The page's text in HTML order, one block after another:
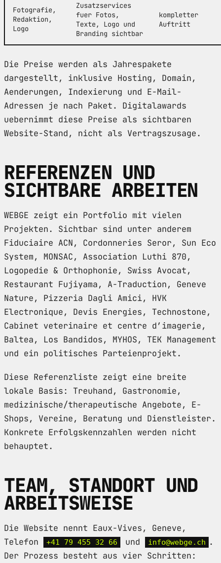
Fotografie,
Redaktion,
Logo
Zusatzservices
fuer Fotos,
Texte, Logo und
Branding sichtbar
kompletter
Auftritt
Die Preise werden als Jahrespakete
dargestellt, inklusive Hosting, Domain,
Aenderungen, Indexierung und E-Mail-
Adressen je nach Paket. Digitalawards
uebernimmt diese Preise als sichtbaren
Website-Stand, nicht als Vertragszusage.
REFERENZEN UND
SICHTBARE ARBEITEN
WEBGE zeigt ein Portfolio mit vielen
Projekten. Sichtbar sind unter anderem
Fiduciaire ACN, Cordonneries Seror, Sun Eco
System, MONSAC, Association Luthi 870,
Logopedie & Orthophonie, Swiss Avocat,
Restaurant Fujiyama, A-Traduction, Geneve
Nature, Pizzeria Dagli Amici, HVK
Electronique, Devis Energies, Technostone,
Cabinet veterinaire et centre d’imagerie,
Baltea, Los Bandidos, MYHOS, TEK Management
und ein politisches Parteienprojekt.
Diese Referenzliste zeigt eine breite
lokale Basis: Treuhand, Gastronomie,
medizinische/therapeutische Angebote, E-
Shops, Vereine, Beratung und Dienstleister.
Konkrete Erfolgskennzahlen werden nicht
behauptet.
TEAM, STANDORT UND
ARBEITSWEISE
Die Website nennt Eaux-Vives, Geneve,
Telefon
+41 79 455 32 66 und info@webge.ch .
Der Prozess besteht aus vier Schritten: